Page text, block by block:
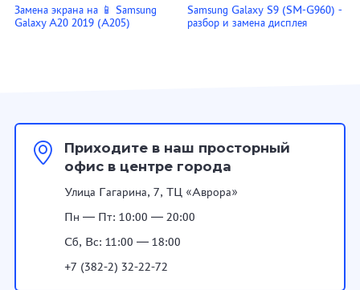
Замена экрана на 📱 Samsung
Galaxy A20 2019 (A205)
Samsung Galaxy S9 (SM-G960) -
разбор и замена дисплея
Приходите в наш просторный
офис в центре города
Улица Гагарина, 7, ТЦ «Аврора»
Пн — Пт: 10:00 — 20:00
Сб, Вс: 11:00 — 18:00
+7 (382-2) 32-22-72